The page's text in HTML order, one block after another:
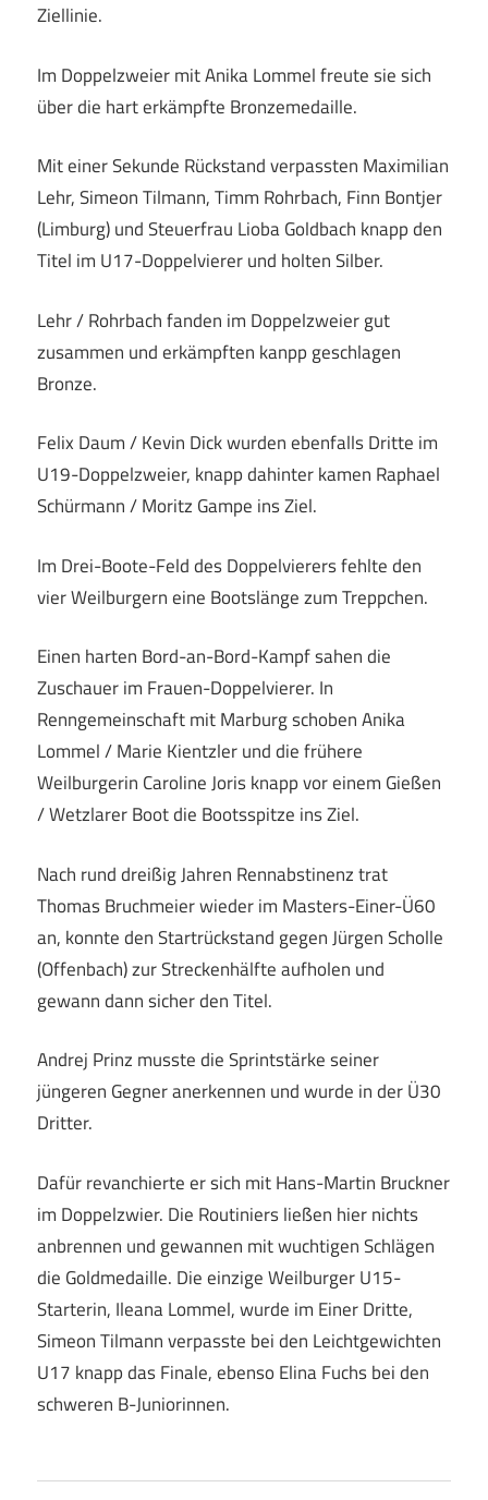
Ziellinie.
Im Doppelzweier mit Anika Lommel freute sie sich
über die hart erkämpfte Bronzemedaille.
Mit einer Sekunde Rückstand verpassten Maximilian
Lehr, Simeon Tilmann, Timm Rohrbach, Finn Bontjer
(Limburg) und Steuerfrau Lioba Goldbach knapp den
Titel im U17-Doppelvierer und holten Silber.
Lehr / Rohrbach fanden im Doppelzweier gut
zusammen und erkämpften kanpp geschlagen
Bronze.
Felix Daum / Kevin Dick wurden ebenfalls Dritte im
U19-Doppelzweier, knapp dahinter kamen Raphael
Schürmann / Moritz Gampe ins Ziel.
Im Drei-Boote-Feld des Doppelvierers fehlte den
vier Weilburgern eine Bootslänge zum Treppchen.
Einen harten Bord-an-Bord-Kampf sahen die
Zuschauer im Frauen-Doppelvierer. In
Renngemeinschaft mit Marburg schoben Anika
Lommel / Marie Kientzler und die frühere
Weilburgerin Caroline Joris knapp vor einem Gießen
/ Wetzlarer Boot die Bootsspitze ins Ziel.
Nach rund dreißig Jahren Rennabstinenz trat
Thomas Bruchmeier wieder im Masters-Einer-Ü60
an, konnte den Startrückstand gegen Jürgen Scholle
(Offenbach) zur Streckenhälfte aufholen und
gewann dann sicher den Titel.
Andrej Prinz musste die Sprintstärke seiner
jüngeren Gegner anerkennen und wurde in der Ü30
Dritter.
Dafür revanchierte er sich mit Hans-Martin Bruckner
im Doppelzwier. Die Routiniers ließen hier nichts
anbrennen und gewannen mit wuchtigen Schlägen
die Goldmedaille. Die einzige Weilburger U15-
Starterin, Ileana Lommel, wurde im Einer Dritte,
Simeon Tilmann verpasste bei den Leichtgewichten
U17 knapp das Finale, ebenso Elina Fuchs bei den
schweren B-Juniorinnen.